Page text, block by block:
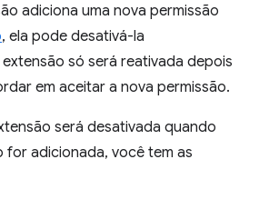
adiciona uma nova permissão
, ela pode desativá-la
só será reativada depois
em aceitar a nova permissão.
será desativada quando
for adicionada, você tem as